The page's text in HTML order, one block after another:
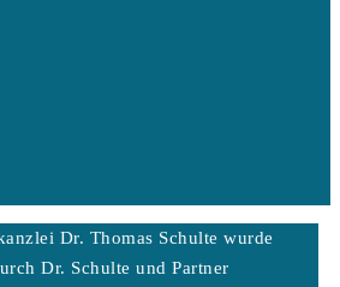
Dr. Thomas Schulte wurde
Dr. Schulte und Partner